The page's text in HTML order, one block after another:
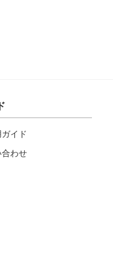
イド
合わせ